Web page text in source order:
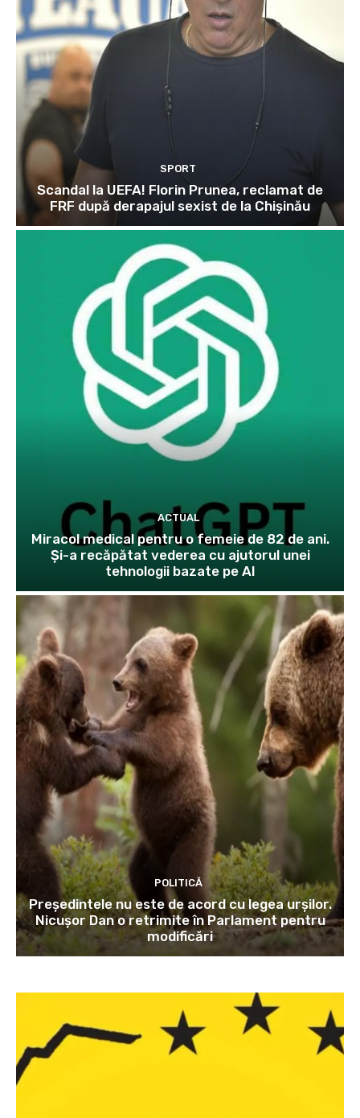
SPORT
Scandal la UEFA! Florin Prunea, reclamat de
FRF după derapajul sexist de la Chișinău
ACTUAL
Miracol medical pentru o femeie de 82 de ani.
Și-a recăpătat vederea cu ajutorul unei
tehnologii bazate pe AI
POLITICĂ
Președintele nu este de acord cu legea urșilor.
Nicușor Dan o retrimite în Parlament pentru
modificări